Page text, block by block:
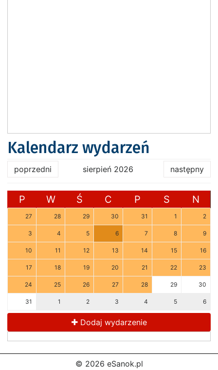
Kalendarz wydarzeń
poprzedni sierpień 2026 następny
P W Ś C P S N
27 28 29 30 31 1 2
3 4 5 6 7 8 9
10 11 12 13 14 15 16
17 18 19 20 21 22 23
24 25 26 27 28 29 30
31 1 2 3 4 5 6
Dodaj wydarzenie
© 2026 eSanok.pl